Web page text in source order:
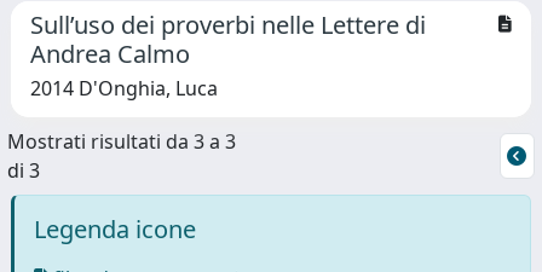
Sull’uso dei proverbi nelle Lettere di
Andrea Calmo
2014 D'Onghia, Luca
Mostrati risultati da 3 a 3
di 3
Legenda icone